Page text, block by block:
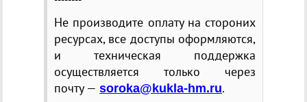
Не производите оплату на стороних
ресурсах, все доступы оформляются,
и техническая поддержка
осуществляется только через
почту — soroka@kukla-hm.ru.